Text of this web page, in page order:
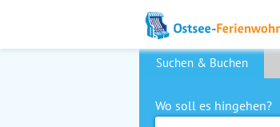
Suchen & Buchen
Wo soll es hingehen?